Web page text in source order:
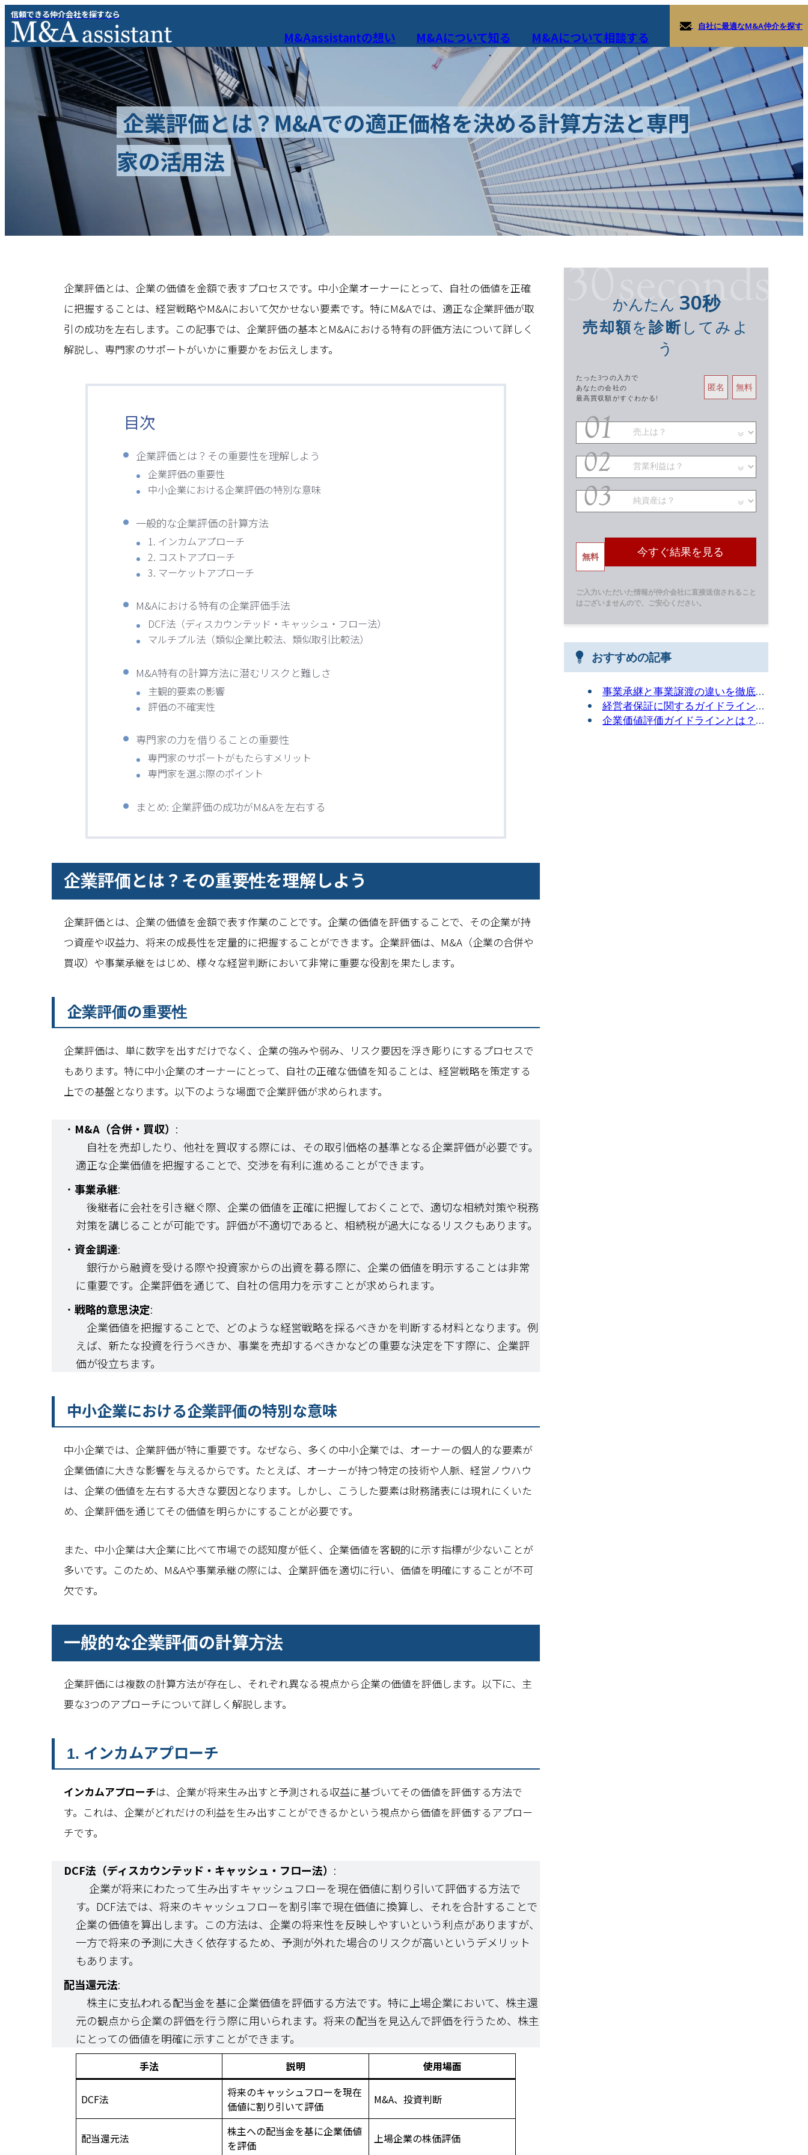
信頼できる仲介会社を探すなら
M&Aassistantの想い M&Aについて知る M&Aについて相談する
自社に最適なM&A仲介を探す
企業評価とは？M&Aでの適正価格を決める計算方法と専門
家の活用法
企業評価とは、企業の価値を金額で表すプロセスです。中小企業オーナーにとって、自社の価値を正確
に把握することは、経営戦略やM&Aにおいて欠かせない要素です。特にM&Aでは、適正な企業評価が取
引の成功を左右します。この記事では、企業評価の基本とM&Aにおける特有の評価方法について詳しく
解説し、専門家のサポートがいかに重要かをお伝えします。
目次
企業評価とは？その重要性を理解しよう
企業評価の重要性
中小企業における企業評価の特別な意味
一般的な企業評価の計算方法
1. インカムアプローチ
2. コストアプローチ
3. マーケットアプローチ
M&Aにおける特有の企業評価手法
DCF法（ディスカウンテッド・キャッシュ・フロー法）
マルチプル法（類似企業比較法、類似取引比較法）
M&A特有の計算方法に潜むリスクと難しさ
主観的要素の影響
評価の不確実性
専門家の力を借りることの重要性
専門家のサポートがもたらすメリット
専門家を選ぶ際のポイント
まとめ: 企業評価の成功がM&Aを左右する
企業評価とは？その重要性を理解しよう
企業評価とは、企業の価値を金額で表す作業のことです。企業の価値を評価することで、その企業が持
つ資産や収益力、将来の成長性を定量的に把握することができます。企業評価は、M&A（企業の合併や
買収）や事業承継をはじめ、様々な経営判断において非常に重要な役割を果たします。
企業評価の重要性
企業評価は、単に数字を出すだけでなく、企業の強みや弱み、リスク要因を浮き彫りにするプロセスで
もあります。特に中小企業のオーナーにとって、自社の正確な価値を知ることは、経営戦略を策定する
上での基盤となります。以下のような場面で企業評価が求められます。
・ M&A（合併・買収） :
自社を売却したり、他社を買収する際には、その取引価格の基準となる企業評価が必要です。
適正な企業価値を把握することで、交渉を有利に進めることができます。
・ 事業承継:
後継者に会社を引き継ぐ際、企業の価値を正確に把握しておくことで、適切な相続対策や税務
対策を講じることが可能です。評価が不適切であると、相続税が過大になるリスクもあります。
・ 資金調達:
銀行から融資を受ける際や投資家からの出資を募る際に、企業の価値を明示することは非常
に重要です。企業評価を通じて、自社の信用力を示すことが求められます。
・ 戦略的意思決定:
企業価値を把握することで、どのような経営戦略を採るべきかを判断する材料となります。例
えば、新たな投資を行うべきか、事業を売却するべきかなどの重要な決定を下す際に、企業評
価が役立ちます。
中小企業における企業評価の特別な意味
中小企業では、企業評価が特に重要です。なぜなら、多くの中小企業では、オーナーの個人的な要素が
企業価値に大きな影響を与えるからです。たとえば、オーナーが持つ特定の技術や人脈、経営ノウハウ
は、企業の価値を左右する大きな要因となります。しかし、こうした要素は財務諸表には現れにくいた
め、企業評価を通じてその価値を明らかにすることが必要です。
また、中小企業は大企業に比べて市場での認知度が低く、企業価値を客観的に示す指標が少ないことが
多いです。このため、M&Aや事業承継の際には、企業評価を適切に行い、価値を明確にすることが不可
欠です。
一般的な企業評価の計算方法
企業評価には複数の計算方法が存在し、それぞれ異なる視点から企業の価値を評価します。以下に、主
要な3つのアプローチについて詳しく解説します。
1. インカムアプローチ
インカムアプローチは、企業が将来生み出すと予測される収益に基づいてその価値を評価する方法で
す。これは、企業がどれだけの利益を生み出すことができるかという視点から価値を評価するアプロー
チです。
DCF法（ディスカウンテッド・キャッシュ・フロー法） :
企業が将来にわたって生み出すキャッシュフローを現在価値に割り引いて評価する方法で
す。DCF法では、将来のキャッシュフローを割引率で現在価値に換算し、それを合計することで
企業の価値を算出します。この方法は、企業の将来性を反映しやすいという利点がありますが、
一方で将来の予測に大きく依存するため、予測が外れた場合のリスクが高いというデメリット
もあります。
配当還元法:
株主に支払われる配当金を基に企業価値を評価する方法です。特に上場企業において、株主還
元の観点から企業の評価を行う際に用いられます。将来の配当を見込んで評価を行うため、株主
にとっての価値を明確に示すことができます。
手法 説明 使用場面
DCF法
将来のキャッシュフローを現在
価値に割り引いて評価
M&A、投資判断
配当還元法
株主への配当金を基に企業価値
を評価
上場企業の株価評価
かんたん 30秒
売却額を診断してみよ
う
たった3つの入力で
あなたの会社の
最高買収額がすぐわかる!
匿名 無料
無料
ご入力いただいた情報が仲介会社に直接送信されること
はございませんので、ご安心ください。
おすすめの記事
事業承継と事業譲渡の違いを徹底解説｜中小企業が知っておくべき選択肢
経営者保証に関するガイドラインをわかりやすく解説！中小企業経営者が知っておくべきガイドライン
企業価値評価ガイドラインとは？M&A成功のために知っておくべき基本と活用法